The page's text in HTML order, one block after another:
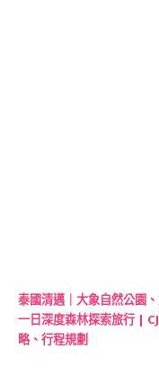
泰國清邁｜大象自然公園
一日深度森林探索旅行 |
略、行程規劃